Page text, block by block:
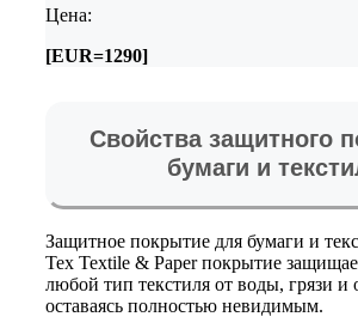
Цена:
[EUR=1290]
Свойства защитного
бумаги и
Защитное покрытие для бумаги и
Tex Textile & Paper покрытие
любой тип текстиля от воды, грязи и
оставаясь полностью невидимым.